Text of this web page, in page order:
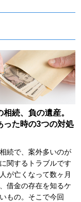
相続、負の遺産。
った時の3つの対処
続で、案外多いのが
関するトラブルです
が亡くなって数ヶ月
借金の存在を知るケ
もの。そこで今回